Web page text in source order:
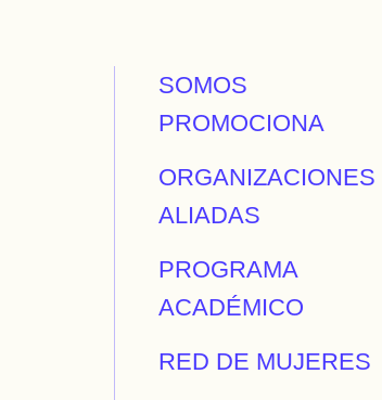
SOMOS
PROMOCIONA
ORGANIZACIONES
ALIADAS
PROGRAMA
ACADÉMICO
RED DE MUJERES